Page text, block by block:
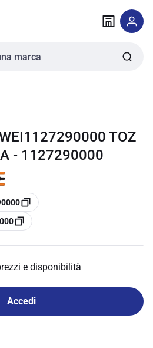
TOZ
- 1127290000
e disponibilità
Accedi